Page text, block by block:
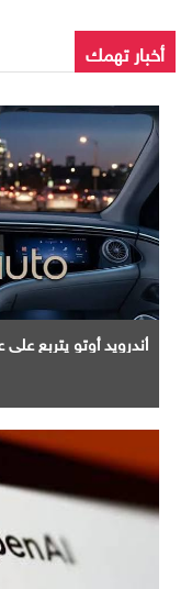
أخبار تهمك
أندرويد أوتو يتربع